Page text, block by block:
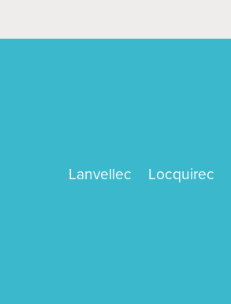
Lanvellec Locquirec